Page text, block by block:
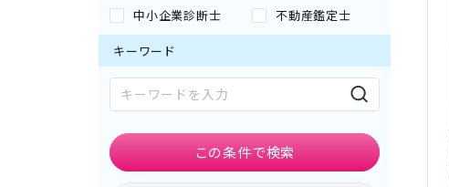
中小企業診断士
不動産鑑定士
キーワード
この条件で検索